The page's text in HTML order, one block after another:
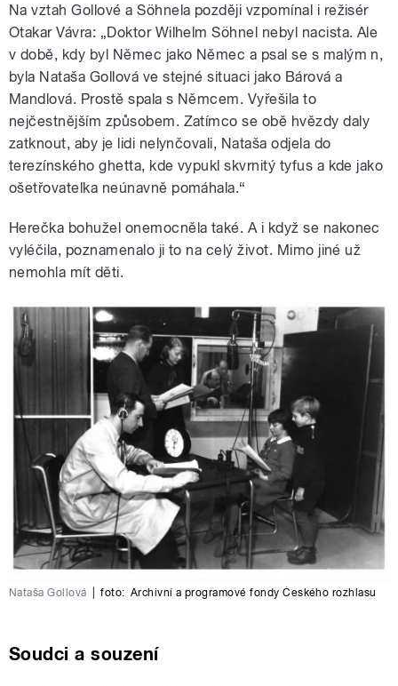
Na vztah Gollové aSöhnela později vzpomínal i režisér
Otakar Vávra: „Doktor Wilhelm Söhnel nebyl nacista. Ale
v době, kdy byl Němec jako Němec a psal se s malým n,
byla Nataša Gollová ve stejné situaci jako Bárová a
Mandlová. Prostě spala s Němcem. Vyřešila to
nejčestnějším způsobem. Zatímco se obě hvězdy daly
zatknout, aby je lidi nelynčovali, Nataša odjela do
terezínského ghetta, kde vypukl skvrnitý tyfus a kde jako
ošetřovatelka neúnavně pomáhala.“
Herečka bohužel onemocněla také. A i když se nakonec
vyléčila, poznamenalo ji to na celý život. Mimo jiné už
nemohla mít děti.
Nataša Gollová foto: Archivní a programové fondy Českého rozhlasu
Soudci a souzení